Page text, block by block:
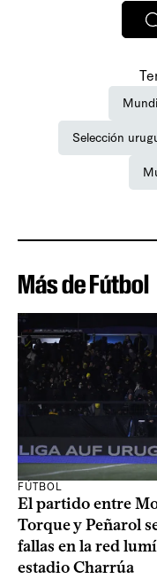
Selección
Más de Fútbol
FÚTBOL
El partido entre
Torque y Peñarol
fallas en la red
estadio Charrúa